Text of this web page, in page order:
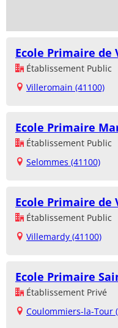
Ecole Primaire
Établissement Public
Villeromain (41100)
Ecole Primaire
Établissement Public
Selommes (41100)
Ecole Primaire de
Établissement Public
Villemardy (41100)
Ecole Primaire
Établissement Privé
Coulommiers-la-Tour